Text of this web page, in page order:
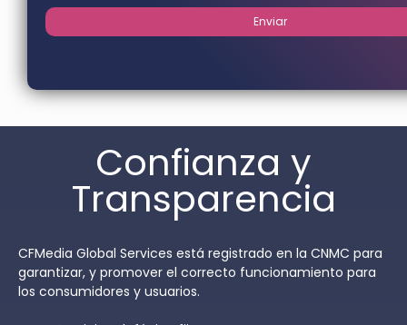
Confianza y
Transparencia
CFMedia Global Services está registrado en la CNMC para
garantizar, y promover el correcto funcionamiento para
los consumidores y usuarios.